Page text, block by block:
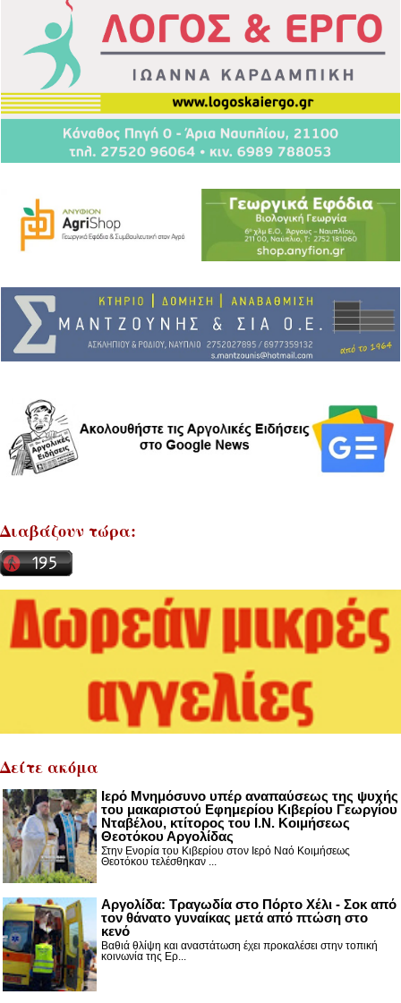
Διαβάζουν τώρα:
Δείτε ακόμα
Ιερό Μνημόσυνο υπέρ αναπαύσεως της ψυχής
του μακαριστού Εφημερίου Κιβερίου Γεωργίου
Νταβέλου, κτίτορος του Ι.Ν. Κοιμήσεως
Θεοτόκου Αργολίδας
Στην Ενορία του Κιβερίου στον Ιερό Ναό Κοιμήσεως
Θεοτόκου τελέσθηκαν ...
Αργολίδα: Τραγωδία στο Πόρτο Χέλι - Σοκ από
τον θάνατο γυναίκας μετά από πτώση στο
κενό
Βαθιά θλίψη και αναστάτωση έχει προκαλέσει στην τοπική
κοινωνία της Ερ...